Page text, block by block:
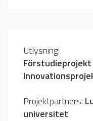
Utlysning:
Projektpartners:
universitet